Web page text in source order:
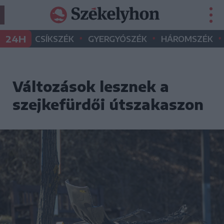
24H CSÍKSZÉK • GYERGYÓSZÉK • HÁROMSZÉK •
Változások lesznek a
szejkefürdői útszakaszon